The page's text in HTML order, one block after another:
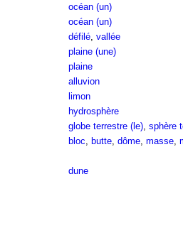
océan (un)
océan (un)
défilé, vallée
plaine (une)
plaine
alluvion
limon
hydrosphère
globe terrestre (le), sphère
bloc, butte, dôme, masse,
dune